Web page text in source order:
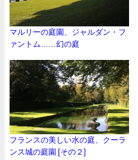
マルリーの庭園、ジャルダン・フ
ァントム……幻の庭
フランスの美しい水の庭、クーラ
ンス城の庭園 [その２]